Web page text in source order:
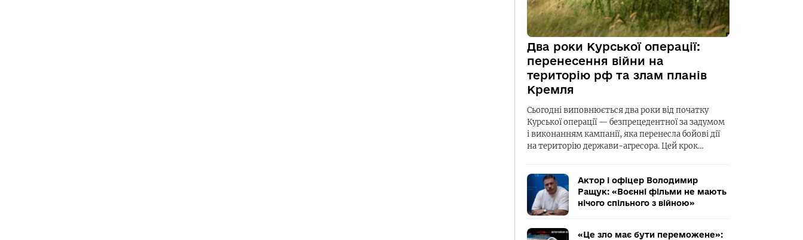
Два роки Курської операції:
перенесення війни на
територію рф та злам планів
Кремля
Сьогодні виповнюється два роки від початку
Курської операції — безпрецедентної за задумом
і виконанням кампанії, яка перенесла бойові дії
на територію держави-агресора. Цей крок…
Актор і офіцер Володимир
Ращук: «Воєнні фільми не мають
нічого спільного з війною»
«Це зло має бути переможене»: